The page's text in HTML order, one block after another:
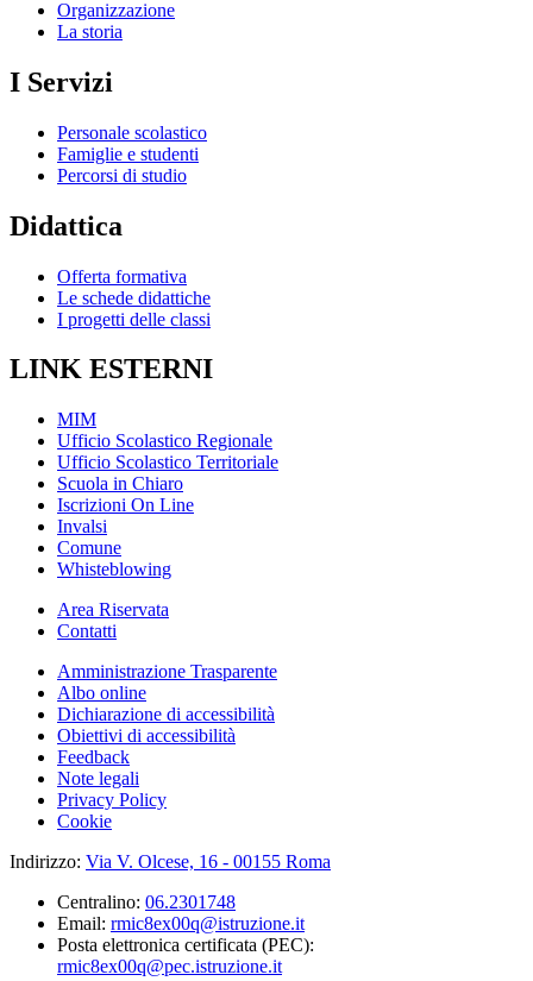
Organizzazione
La storia
I Servizi
Personale scolastico
Famiglie e studenti
Percorsi di studio
Didattica
Offerta formativa
Le schede didattiche
I progetti delle classi
LINK ESTERNI
MIM
Ufficio Scolastico Regionale
Ufficio Scolastico Territoriale
Scuola in Chiaro
Iscrizioni On Line
Invalsi
Comune
Whisteblowing
Area Riservata
Contatti
Amministrazione Trasparente
Albo online
Dichiarazione di accessibilità
Obiettivi di accessibilità
Feedback
Note legali
Privacy Policy
Cookie
Indirizzo: Via V. Olcese, 16 - 00155 Roma
Centralino: 06.2301748
Email: rmic8ex00q@istruzione.it
Posta elettronica certificata (PEC):
rmic8ex00q@pec.istruzione.it